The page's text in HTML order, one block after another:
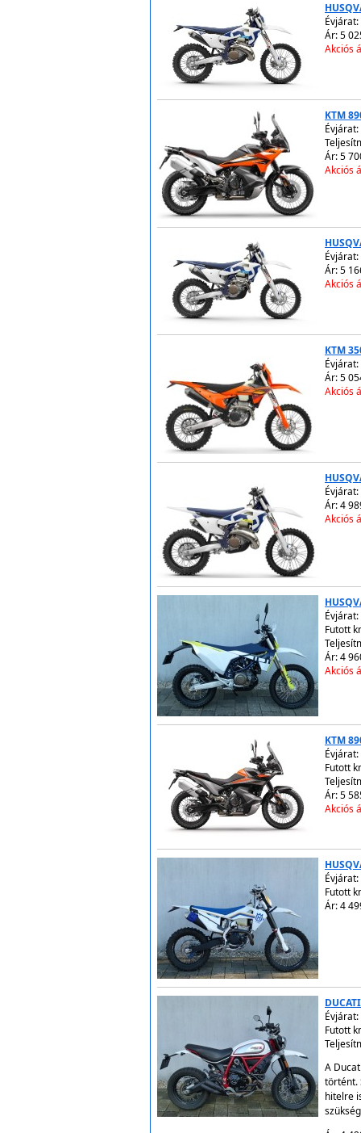
Évjárat:
Ár: 5
Akciós
KTM
Évjárat:
Ár: 5
Akciós
Évjárat:
Ár: 5
Akciós
KTM
Évjárat:
Ár: 5
Akciós
Évjárat:
Ár: 4
Akciós
Évjárat:
Futott
Ár: 4
Akciós
KTM
Évjárat:
Futott
Ár: 5
Akciós
Évjárat:
Futott
Ár: 4
Évjárat:
Futott
A
történt.
hitelre